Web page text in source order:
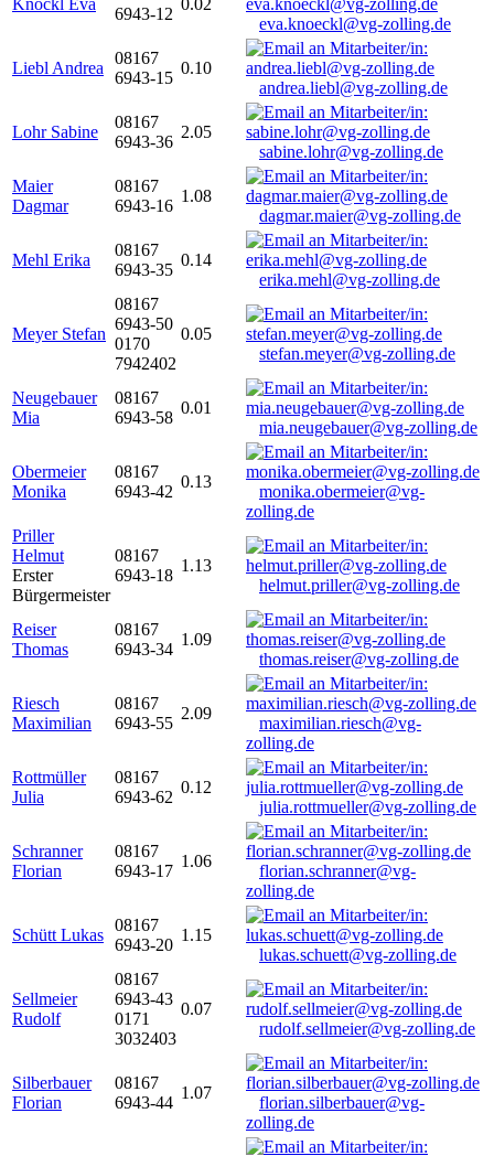
Knöckl Eva
6943-12
0.02
eva.knoeckl@vg-zolling.de
Liebl Andrea
08167
6943-15
0.10
andrea.liebl@vg-zolling.de
Lohr Sabine
08167
6943-36
2.05
sabine.lohr@vg-zolling.de
Maier
Dagmar
08167
6943-16
1.08
dagmar.maier@vg-zolling.de
Mehl Erika
08167
6943-35
0.14
erika.mehl@vg-zolling.de
Meyer Stefan
08167
6943-50
0170
7942402
0.05
stefan.meyer@vg-zolling.de
Neugebauer
Mia
08167
6943-58
0.01
mia.neugebauer@vg-zolling.de
Obermeier
Monika
08167
6943-42
0.13
monika.obermeier@vg-
zolling.de
Priller
Helmut
Erster
Bürgermeister
08167
6943-18
1.13
helmut.priller@vg-zolling.de
Reiser
Thomas
08167
6943-34
1.09
thomas.reiser@vg-zolling.de
Riesch
Maximilian
08167
6943-55
2.09
maximilian.riesch@vg-
zolling.de
Rottmüller
Julia
08167
6943-62
0.12
julia.rottmueller@vg-zolling.de
Schranner
Florian
08167
6943-17
1.06
florian.schranner@vg-
zolling.de
Schütt Lukas
08167
6943-20
1.15
lukas.schuett@vg-zolling.de
Sellmeier
Rudolf
08167
6943-43
0171
3032403
0.07
rudolf.sellmeier@vg-zolling.de
Silberbauer
Florian
08167
6943-44
1.07
florian.silberbauer@vg-
zolling.de